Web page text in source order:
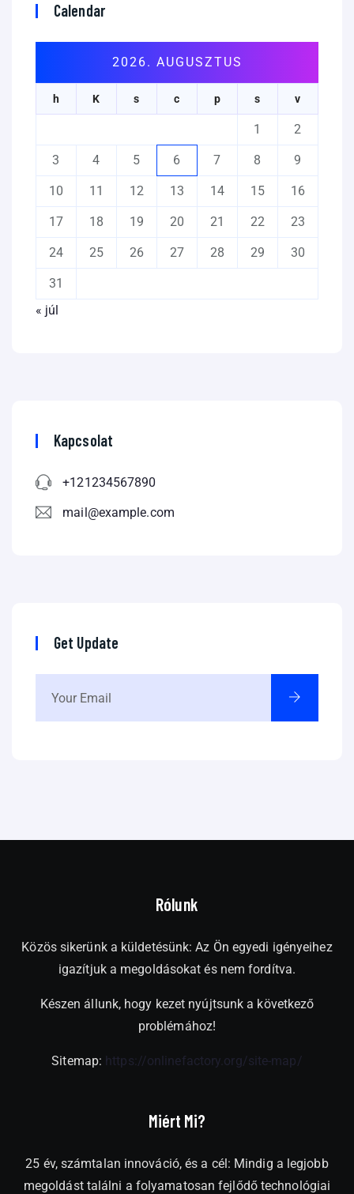
Calendar
2026. AUGUSZTUS
h K s c p s v
1 2
3 4 5 6 7 8 9
10 11 12 13 14 15 16
17 18 19 20 21 22 23
24 25 26 27 28 29 30
31
« júl
Kapcsolat
+121234567890
mail@example.com
Get Update
Rólunk
Közös sikerünk a küldetésünk: Az Ön egyedi igényeihez
igazítjuk a megoldásokat és nem fordítva.
Készen állunk, hogy kezet nyújtsunk a következő
problémához!
Sitemap: https://onlinefactory.org/site-map/
Miért Mi?
25 év, számtalan innováció, és a cél: Mindig a legjobb
megoldást találni a folyamatosan fejlődő technológiai